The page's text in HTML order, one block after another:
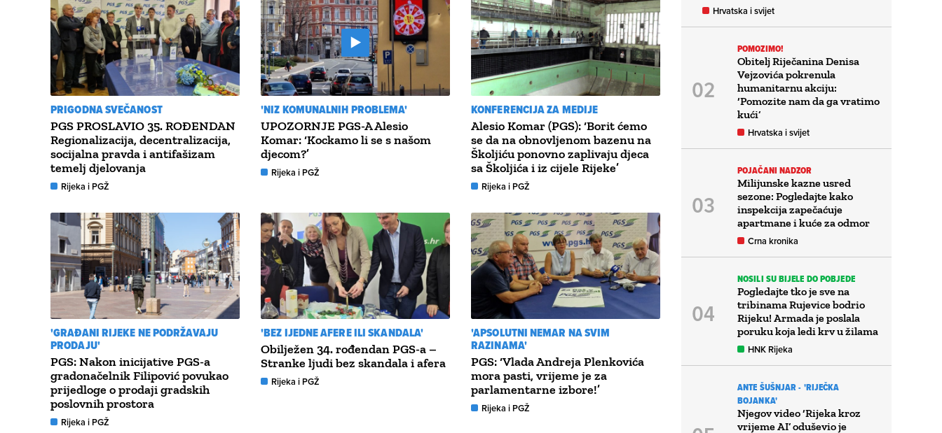
PRIGODNA SVEČANOST
PGS PROSLAVIO 35. ROĐENDAN
Regionalizacija, decentralizacija,
socijalna pravda i antifašizam
temelj djelovanja
Rijeka i PGŽ
'NIZ KOMUNALNIH PROBLEMA'
UPOZORNJE PGS-A Alesio
Komar: ‘Kockamo li se s našom
djecom?’
Rijeka i PGŽ
KONFERENCIJA ZA MEDIJE
Alesio Komar (PGS): ‘Borit ćemo
se da na obnovljenom bazenu na
Školjiću ponovno zaplivaju djeca
sa Školjića i iz cijele Rijeke’
Rijeka i PGŽ
'GRAĐANI RIJEKE NE PODRŽAVAJU
PRODAJU'
PGS: Nakon inicijative PGS-a
gradonačelnik Filipović povukao
prijedloge o prodaji gradskih
poslovnih prostora
Rijeka i PGŽ
'BEZ IJEDNE AFERE ILI SKANDALA'
Obilježen 34. rođendan PGS-a –
Stranke ljudi bez skandala i afera
Rijeka i PGŽ
'APSOLUTNI NEMAR NA SVIM
RAZINAMA'
PGS: ‘Vlada Andreja Plenkovića
mora pasti, vrijeme je za
parlamentarne izbore!’
Rijeka i PGŽ
Hrvatska i svijet
POMOZIMO!
Obitelj Riječanina Denisa
Vejzovića pokrenula
humanitarnu akciju:
‘Pomozite nam da ga vratimo
kući’
Hrvatska i svijet
POJAČANI NADZOR
Milijunske kazne usred
sezone: Pogledajte kako
inspekcija zapečaćuje
apartmane i kuće za odmor
Crna kronika
NOSILI SU BIJELE DO POBJEDE
Pogledajte tko je sve na
tribinama Rujevice bodrio
Rijeku! Armada je poslala
poruku koja ledi krv u žilama
HNK Rijeka
ANTE ŠUŠNJAR - 'RIJEČKA
BOJANKA'
Njegov video ‘Rijeka kroz
vrijeme AI’ oduševio je